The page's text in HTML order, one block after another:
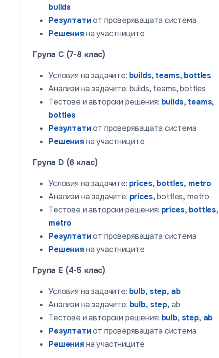
builds
Резултатиот проверяващата система
Решенияна участниците
Група C (7-8 клас)
Условия на задачите: builds, teams, bottles
Анализи на задачите: builds, teams,bottles
Тестове и авторски решения: builds, teams,
bottles
Резултатиот проверяващата система
Решенияна участниците
Група D (6 клас)
Условия на задачите: prices, bottles, metro
Анализи на задачите: prices,bottles, metro
Тестове и авторски решения: prices, bottles,
metro
Резултатиот проверяващата система
Решенияна участниците
Група E (4-5 клас)
Условия на задачите: bulb, step, ab
Анализи на задачите: bulb, step, ab
Тестове и авторски решения: bulb, step, ab
Резултатиот проверяващата система
Решенияна участниците